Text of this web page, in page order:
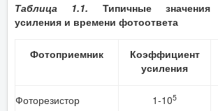
Таблица 1.1. Типичные
усиления и времени фотоответа
Фотоприемник
Коэффициент
усиления
Фоторезистор
1-105